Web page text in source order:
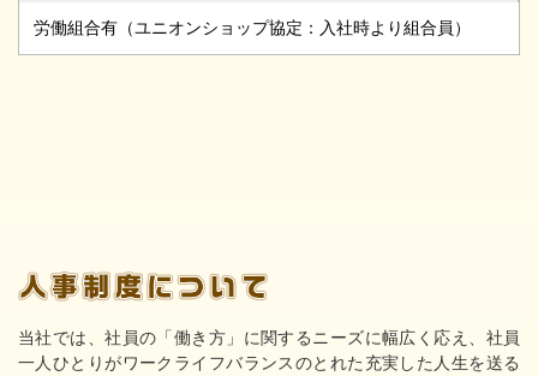
労働組合有（ユニオンショップ協定：入社時より組合員）
当社では、社員の「働き方」に関するニーズに幅広く応え、社員
一人ひとりがワークライフバランスのとれた充実した人生を送る